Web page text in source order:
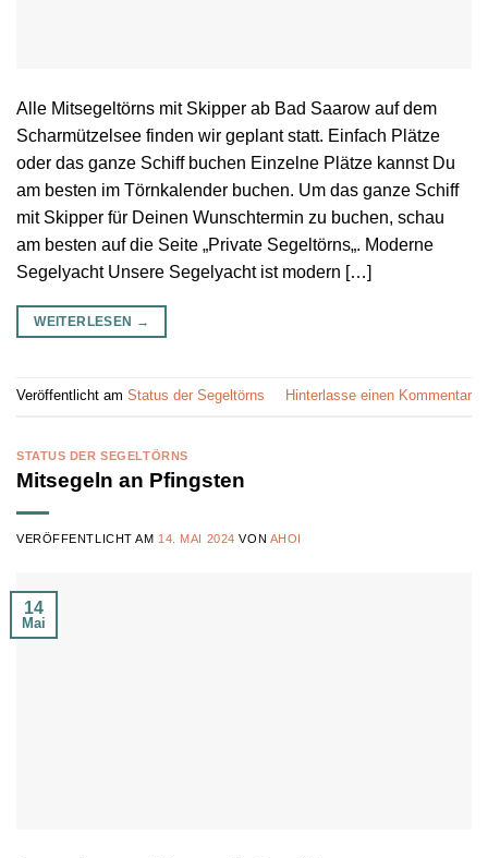
Alle Mitsegeltörns mit Skipper ab Bad Saarow auf dem
Scharmützelsee finden wir geplant statt. Einfach Plätze
oder das ganze Schiff buchen Einzelne Plätze kannst Du
am besten im Törnkalender buchen. Um das ganze Schiff
mit Skipper für Deinen Wunschtermin zu buchen, schau
am besten auf die Seite „Private Segeltörns„. Moderne
Segelyacht Unsere Segelyacht ist modern […]
WEITERLESEN →
Veröffentlicht am Status der Segeltörns Hinterlasse einen Kommentar
STATUS DER SEGELTÖRNS
Mitsegeln an Pfingsten
VERÖFFENTLICHT AM14. MAI 2024 VON AHOI
14
Mai